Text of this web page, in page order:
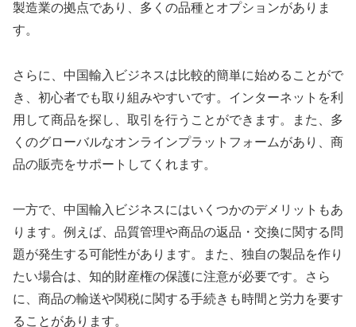
製造業の拠点であり、多くの品種とオプションがありま
す。
さらに、中国輸入ビジネスは比較的簡単に始めることがで
き、初心者でも取り組みやすいです。インターネットを利
用して商品を探し、取引を行うことができます。また、多
くのグローバルなオンラインプラットフォームがあり、商
品の販売をサポートしてくれます。
一方で、中国輸入ビジネスにはいくつかのデメリットもあ
ります。例えば、品質管理や商品の返品・交換に関する問
題が発生する可能性があります。また、独自の製品を作り
たい場合は、知的財産権の保護に注意が必要です。さら
に、商品の輸送や関税に関する手続きも時間と労力を要す
ることがあります。